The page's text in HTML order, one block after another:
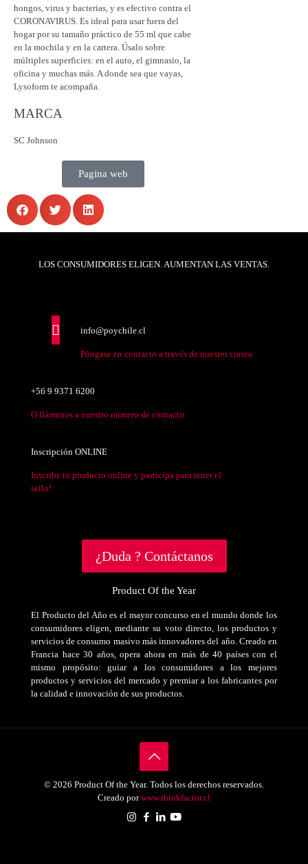
hongos, virus y bacterias, y es efectivo contra el
CORONAVIRUS. Es ideal para usar fuera del
hogar por su tamaño práctico de 55 ml que cabe
en la mochila y en la cartera. Úsalo sobre
múltiples superficies: en el auto, el gimnasio, la
oficina y muchas más. A donde sea que vayas,
Lysoform te acompaña.
MARCA
SC Johnson
Pagina web
LOS CONSUMIDORES ELIGEN. AUMENTAN LAS VENTAS.
info@poychile.cl
Póngase en contacto a través de nuestro correo
+56 9 9371 6200
O llámenos a nuestro número de contacto
Inscripción ONLINE
Inscribe tu producto online y participa para tener el
sello!
¿Duda ? Contáctanos
Product Of the Year
El Producto del Año es el mayor concurso en el mundo donde los
consumidores eligen, mediante su voto directo, los productos y
servicios de consumo masivo más innovadores del año. Creado en
Francia hace 30 años, opera ahora en más de 40 países con el
mismo propósito: guiar a los consumidores a los mejores
productos y servicios del mercado y premiar a los fabricantes por
la calidad e innovación de sus productos.
© 2026 Product Of the Year. Todos los derechos reservados.
Creado porwww.thinkfactor.cl